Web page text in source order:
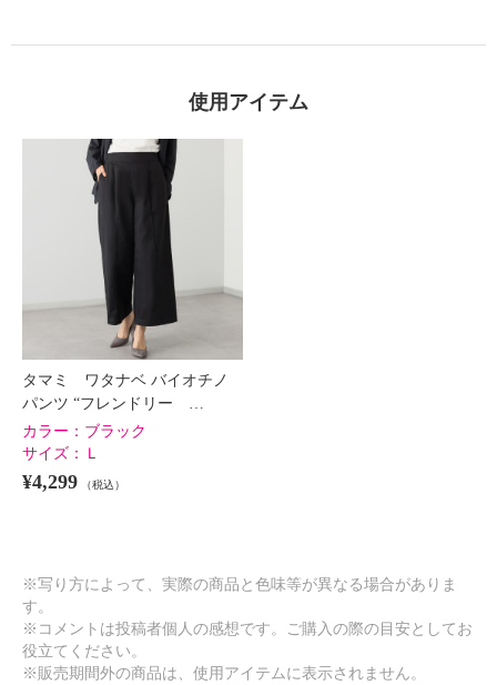
使用アイテム
タマミ ワタナベ バイオチノ
パンツ “フレンドリー …
カラー： ブラック
サイズ：
Ｌ
¥4,299 （税込）
※写り方によって、実際の商品と色味等が異なる場合がありま
す。
※コメントは投稿者個人の感想です。ご購入の際の目安としてお
役立てください。
※販売期間外の商品は、使用アイテムに表示されません。